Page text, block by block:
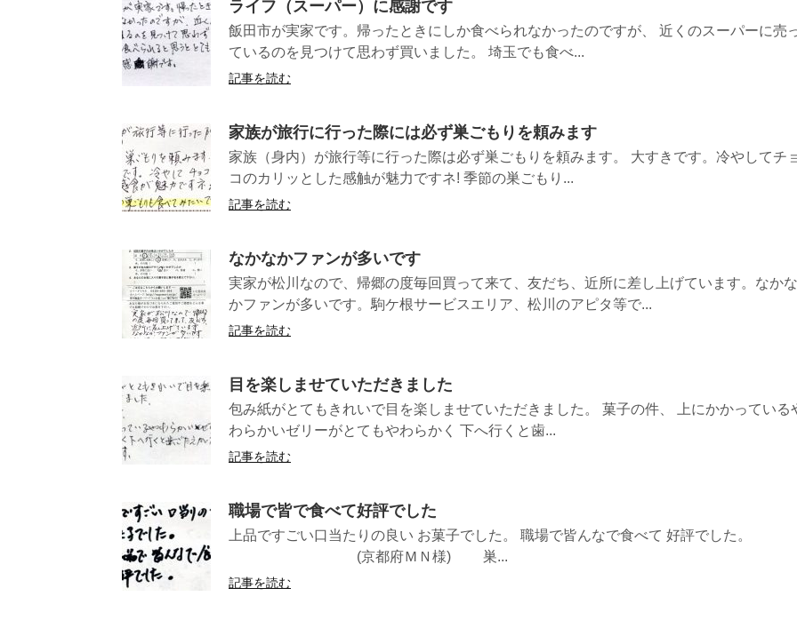
ライフ（スーパー）に感謝です
飯田市が実家です。帰ったときにしか食べられなかったのですが、 近くのスーパーに売
ているのを見つけて思わず買いました。 埼玉でも食べ...
記事を読む
家族が旅行に行った際には必ず巣ごもりを頼みます
家族（身内）が旅行等に行った際は必ず巣ごもりを頼みます。 大すきです。冷やしてチ
コのカリッとした感触が魅力ですネ! 季節の巣ごもり...
記事を読む
なかなかファンが多いです
実家が松川なので、帰郷の度毎回買って来て、友だち、近所に差し上げています。なかな
かファンが多いです。駒ケ根サービスエリア、松川のアピタ等で...
記事を読む
目を楽しませていただきました
包み紙がとてもきれいで目を楽しませていただきました。 菓子の件、 上にかかっている
わらかいゼリーがとてもやわらかく 下へ行くと歯...
記事を読む
職場で皆で食べて好評でした
上品ですごい口当たりの良い お菓子でした。 職場で皆んなで食べて 好評でした。
(京都府ＭＮ様) 巣...
記事を読む